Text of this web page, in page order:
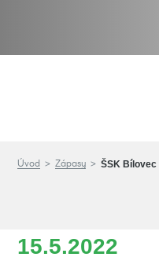
Úvod Zápasy ŠSK Bílovec
15.5.2022